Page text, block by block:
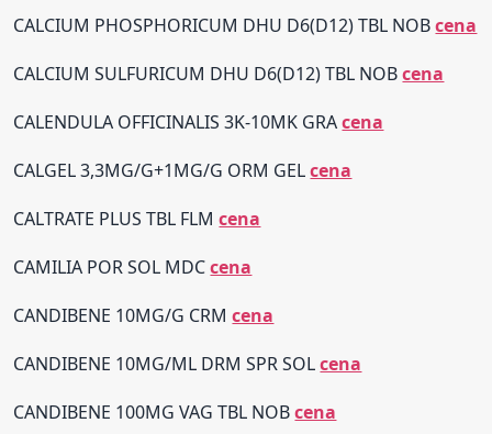
CALCIUM PHOSPHORICUM DHU D6(D12) TBL NOBcena
CALCIUM SULFURICUM DHU D6(D12) TBL NOBcena
CALENDULA OFFICINALIS 3K-10MK GRAcena
CALGEL 3,3MG/G+1MG/G ORM GELcena
CALTRATE PLUS TBL FLMcena
CAMILIA POR SOL MDCcena
CANDIBENE 10MG/G CRMcena
CANDIBENE 10MG/ML DRM SPR SOLcena
CANDIBENE 100MG VAG TBL NOBcena